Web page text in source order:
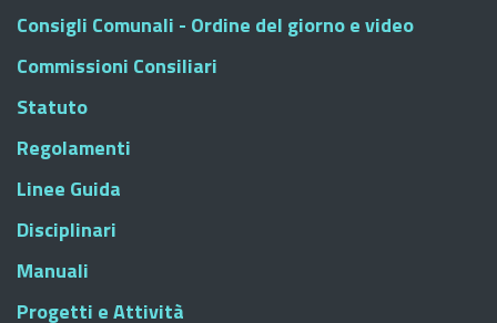
Consigli Comunali - Ordine del giorno e video
Commissioni Consiliari
Statuto
Regolamenti
Linee Guida
Disciplinari
Manuali
Progetti e Attività